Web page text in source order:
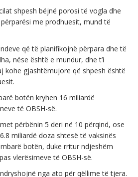
shpesh bëjnë porosi të vogla dhe
me prodhuesit, mund të
që të planifikojnë përpara dhe të
nëse është e mundur, dhe t’i
kohe gjashtëmujore që shpesh është
botën kryhen 16 miliardë
të OBSH-së.
përbënin 5 deri në 10 përqind, ose
miliardë doza shtesë të vaksinës
botën, duke rritur ndjeshëm
vlerësimeve të OBSH-së.
nga ato për qëllime të tjera.